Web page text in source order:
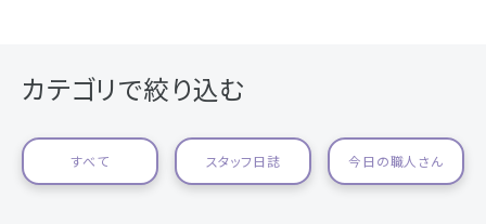
カテゴリで絞り込む
すべて スタッフ日誌 今日の職人さん